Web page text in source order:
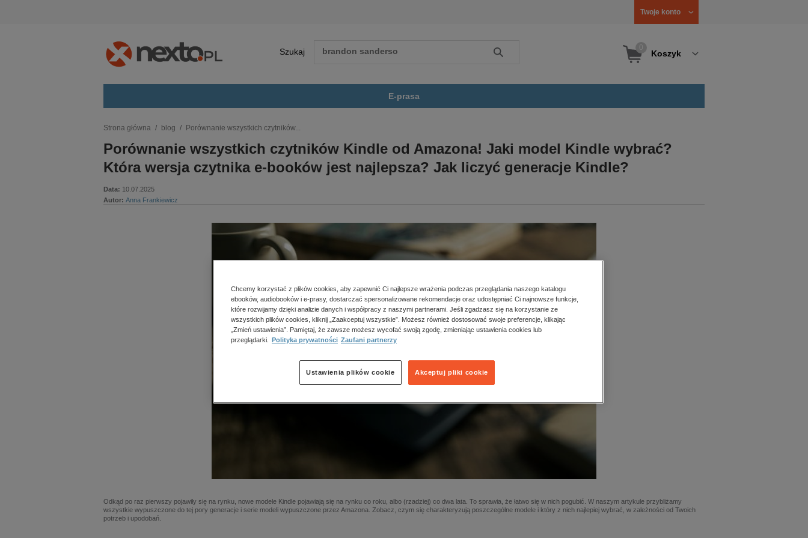
Twoje konto
Szukaj Szukaj Koszyk
E-prasa
Zobacz wszystkie E-prasa
budownictwo, aranżacja wnętrz
biznesowe, branżowe, gospodarka
darmowe wydania
dzienniki
edukacja
komputery, internet, technologie,
kobiece, lifestyle, kultura
polityka, społeczno-informacyjne
psychologiczne
religie
Strona główna blog Porównanie wszystkich czytników...
Porównanie wszystkich czytników Kindle od Amazona! Jaki model Kindle wybrać?
Która wersja czytnika e-booków jest najlepsza? Jak liczyć generacje Kindle?
Data: 10.07.2025
Autor: Anna Frankiewicz
Odkąd po raz pierwszy pojawiły się na rynku, nowe modele Kindle pojawiają się na rynku co roku, albo (rzadziej) co dwa lata. To sprawia, że łatwo się w nich pogubić. W naszym artykule przybliżamy
wszystkie wypuszczone do tej pory generacje i serie modeli wypuszczone przez Amazona. Zobacz, czym się charakteryzują poszczególne modele i który z nich najlepiej wybrać, w zależności od Twoich
potrzeb i upodobań.
Chcemy korzystać z plików cookies, aby zapewnić Ci najlepsze wrażenia podczas przeglądania naszego katalogu
ebooków, audiobooków i e-prasy, dostarczać spersonalizowane rekomendacje oraz udostępniać Ci najnowsze funkcje,
które rozwijamy dzięki analizie danych i współpracy z naszymi partnerami. Jeśli zgadzasz się na korzystanie ze
wszystkich plików cookies, kliknij „Zaakceptuj wszystkie”. Możesz również dostosować swoje preferencje, klikając
„Zmień ustawienia”. Pamiętaj, że zawsze możesz wycofać swoją zgodę, zmieniając ustawienia cookies lub
przeglądarki.
Polityka prywatności Zaufani partnerzy
Akceptuj pliki cookie
Ustawienia plików cookie